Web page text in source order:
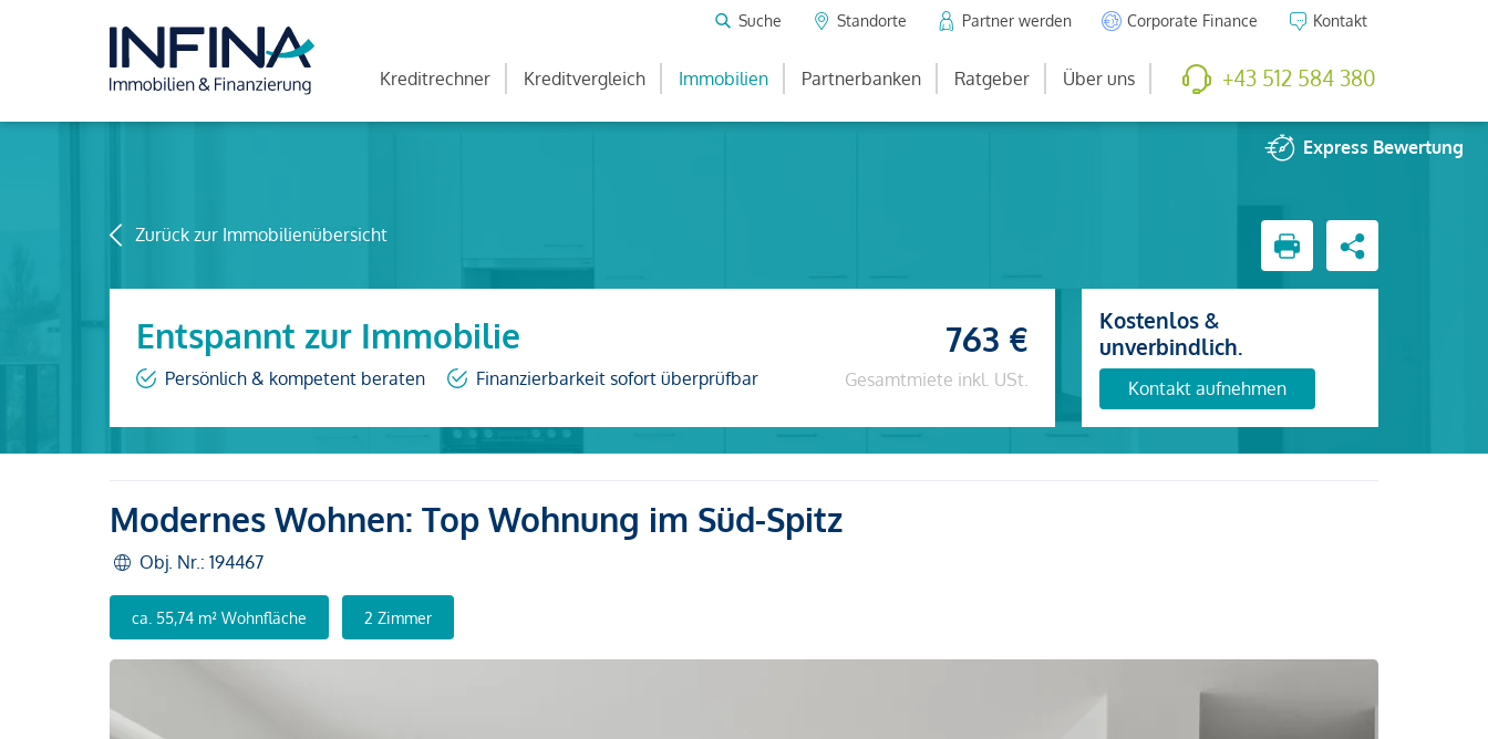
Suche Standorte Partner werden Corporate Finance Kontakt
Kreditrechner Kreditvergleich Immobilien Partnerbanken Ratgeber Über uns +43 512 584 380
Express Bewertung
Zurück zur Immobilienübersicht
Entspannt zur Immobilie
Persönlich & kompetent beraten Finanzierbarkeit sofort überprüfbar
763 €
Gesamtmiete inkl. USt.
Kostenlos &
unverbindlich.
Kontakt aufnehmen
Modernes Wohnen: Top Wohnung im Süd-Spitz
Obj. Nr.: 194467
ca. 55,74 m² Wohnfläche 2 Zimmer